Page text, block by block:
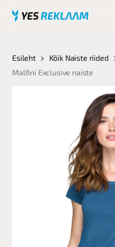
Esileht Kõik Naiste riided
Malfini Exclusive naiste